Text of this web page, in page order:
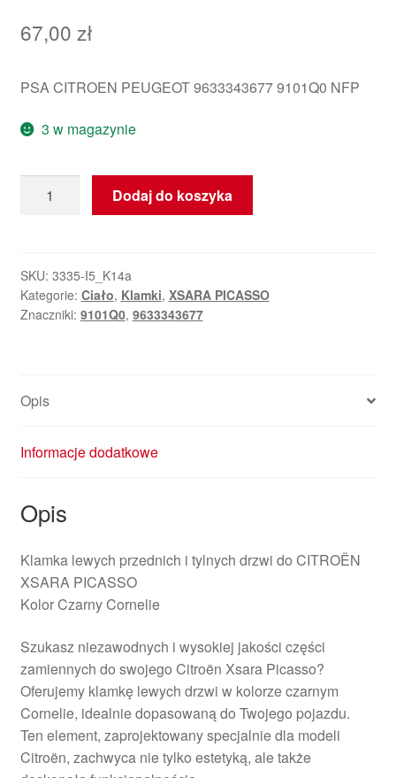
67,00 zł
PSA CITROEN PEUGEOT 9633343677 9101Q0 NFP
3 w magazynie
Klamka
Citroën
Xsara
Picasso
Dodaj do koszyka
SKU: 3335-I5_K14a
Kategorie: Ciało, Klamki, XSARA PICASSO
Znaczniki: 9101Q0, 9633343677
Opis
Informacje dodatkowe
Opis
Klamka lewych przednich i tylnych drzwi do CITROËN
XSARA PICASSO
Kolor Czarny Cornelie
Szukasz niezawodnych i wysokiej jakości części
zamiennych do swojego Citroën Xsara Picasso?
Oferujemy klamkę lewych drzwi w kolorze czarnym
Cornelie, idealnie dopasowaną do Twojego pojazdu.
Ten element, zaprojektowany specjalnie dla modeli
Citroën, zachwyca nie tylko estetyką, ale także